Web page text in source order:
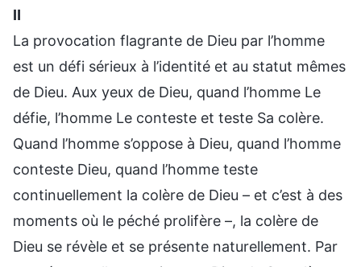
Ⅱ
La provocation flagrante de Dieu par l’homme
est un défi sérieux à l’identité et au statut mêmes
de Dieu. Aux yeux de Dieu, quand l’homme Le
défie, l’homme Le conteste et teste Sa colère.
Quand l’homme s’oppose à Dieu, quand l’homme
conteste Dieu, quand l’homme teste
continuellement la colère de Dieu – et c’est à des
moments où le péché prolifère –, la colère de
Dieu se révèle et se présente naturellement. Par